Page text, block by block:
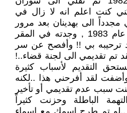
كنت اعلم انه لا زال في
الى بهدينان بعد مرور
سنة اي في تشرين اول عام 1983 , وجدته في المقر
ترحيبه بي !! وأفصح عن سر
تم تقديمي الى لجنة قضاء..!
التقديم لأسباب كثيرة
لقد أفرحني هذا ..لكنه
سبب عدم تقديمي أو تأخير
الباطلة وحزنت كثيراً